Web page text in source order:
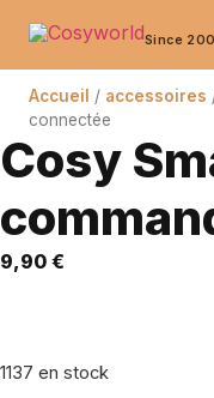
contenu
Since
Accueil / accessoires
connectée
Cosy
9,90 €
1137 en stock